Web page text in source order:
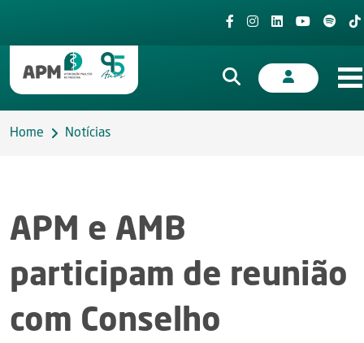
Home Notícias
APM e AMB
participam de reunião
com Conselho